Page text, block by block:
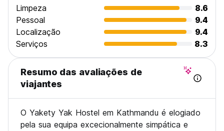
Limpeza
8.6
Pessoal
9.4
Localização
9.4
Serviços
8.3
Resumo das avaliações de
viajantes
O Yakety Yak Hostel em Kathmandu é elogiado
pela sua equipa excecionalmente simpática e